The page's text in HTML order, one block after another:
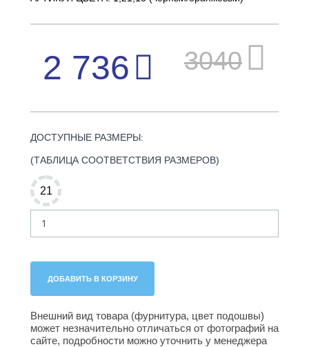
2 736 3040
ДОСТУПНЫЕ РАЗМЕРЫ:
(ТАБЛИЦА СООТВЕТСТВИЯ РАЗМЕРОВ)
21
Внешний вид товара (фурнитура, цвет подошвы)
может незначительно отличаться от фотографий на
сайте, подробности можно уточнить у менеджера